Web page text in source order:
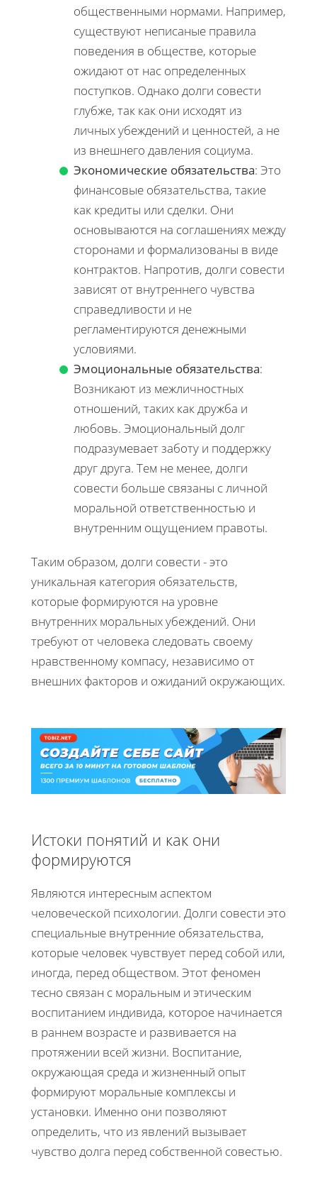
общественными нормами. Например,
существуют неписаные правила
поведения в обществе, которые
ожидают от нас определенных
поступков. Однако долги совести
глубже, так как они исходят из
личных убеждений и ценностей, а не
из внешнего давления социума.
Экономические обязательства: Это
финансовые обязательства, такие
как кредиты или сделки. Они
основываются на соглашениях между
сторонами и формализованы в виде
контрактов. Напротив, долги совести
зависят от внутреннего чувства
справедливости и не
регламентируются денежными
условиями.
Эмоциональные обязательства:
Возникают из межличностных
отношений, таких как дружба и
любовь. Эмоциональный долг
подразумевает заботу и поддержку
друг друга. Тем не менее, долги
совести больше связаны с личной
моральной ответственностью и
внутренним ощущением правоты.
Таким образом, долги совести - это
уникальная категория обязательств,
которые формируются на уровне
внутренних моральных убеждений. Они
требуют от человека следовать своему
нравственному компасу, независимо от
внешних факторов и ожиданий окружающих.
Истоки понятий и как они
формируются
Являются интересным аспектом
человеческой психологии. Долги совести это
специальные внутренние обязательства,
которые человек чувствует перед собой или,
иногда, перед обществом. Этот феномен
тесно связан с моральным и этическим
воспитанием индивида, которое начинается
в раннем возрасте и развивается на
протяжении всей жизни. Воспитание,
окружающая среда и жизненный опыт
формируют моральные комплексы и
установки. Именно они позволяют
определить, что из явлений вызывает
чувство долга перед собственной совестью.